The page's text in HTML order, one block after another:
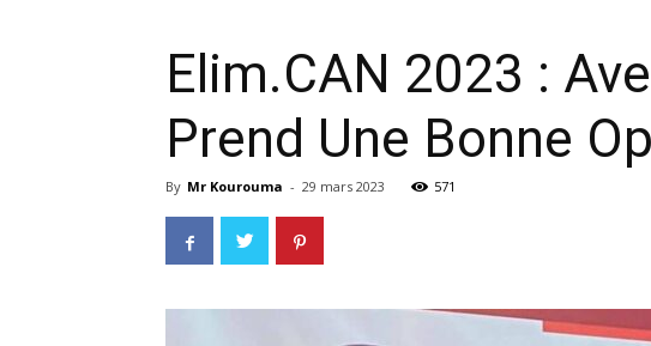
Elim.CAN 2023 :
Prend Une Bonne
By Mr Kourouma - 29 mars 2023 571